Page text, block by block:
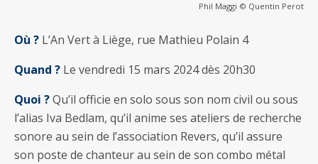
Phil Maggi © Quentin Perot
Où ? L’An Vert à Liège, rue Mathieu Polain 4
Quand ? Le vendredi 15 mars 2024 dès 20h30
Quoi ?Qu’il officie en solo sous son nom civil ou sous
l’alias Iva Bedlam, qu’il anime ses ateliers de recherche
sonore au sein de l’association Revers, qu’il assure
son poste de chanteur au sein de son combo métal